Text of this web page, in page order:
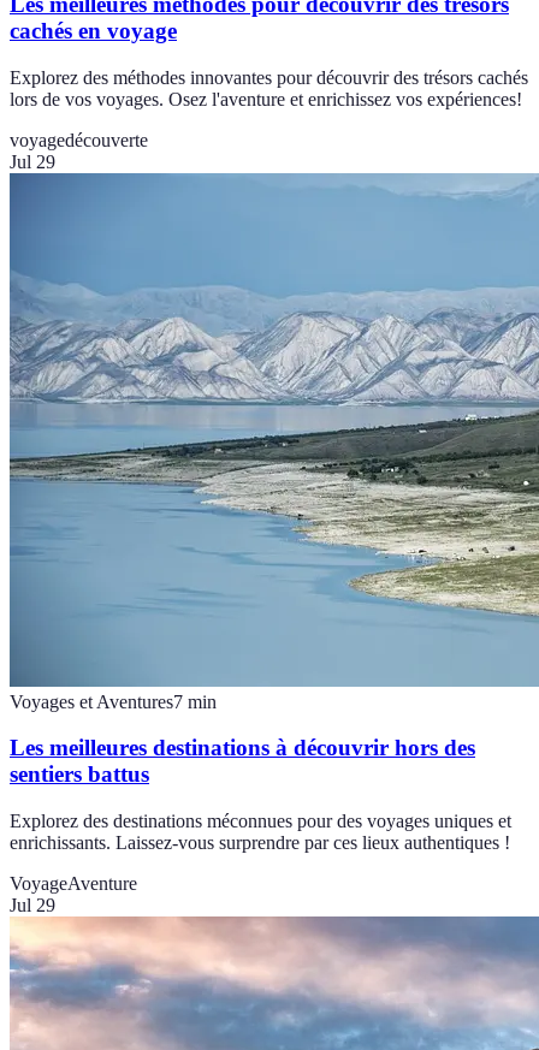
cachés en voyage
Explorez des méthodes innovantes pour découvrir des trésors cachés
lors de vos voyages. Osez l'aventure et enrichissez vos expériences!
voyagedécouverte
Jul 29
Voyages et Aventures7 min
Les meilleures destinations à découvrir hors des
sentiers battus
Explorez des destinations méconnues pour des voyages uniques et
enrichissants. Laissez-vous surprendre par ces lieux authentiques !
VoyageAventure
Jul 29